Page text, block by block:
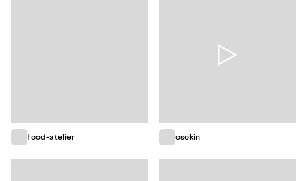
food-atelier osokin